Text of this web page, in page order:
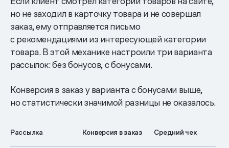
но не заходил в карточку товара и не совершал
заказ, ему отправляется письмо
с рекомендациями из интересующей категории
товара. В этой механике настроили три варианта
рассылок: без бонусов, с бонусами.
Конверсия в заказ у варианта с бонусами выше,
но статистически значимой разницы не оказалось.
Рассылка Конверсия в заказ Средний чек